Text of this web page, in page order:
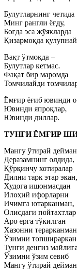
Булутларнинг четида
Минг рангли ёғду,
Боғда эса жўякларда
Қизармоқда
Вақт ўтмоқда –
Булутлар кетмас.
Фақат бир маромда
Томчилайди
Ёмғир ёғиб ювинди
Ювинди япроқлар,
Ювинди диллар.
ТУНГИ ЁМҒИР
Мангу ўтирай дейман
Деразамнинг олдида,
Қўрқинчу хотиралар
Дилни тарк этар экан,
Худога ишонмасдан
Илоҳий ифорларни
Ичимга ютарканман,
Олисдаги пойтахтлар
Аро ерга тўкилган
Хазонни
Ўзимни топшираркан
Тунги денгиз
Ўзимни ўзим севиб
Мангу ўтирай дейман